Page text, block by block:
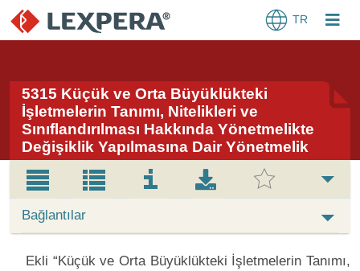
TR
5315 Küçük ve Orta Büyüklükteki
İşletmelerin Tanımı, Nitelikleri ve
Sınıflandırılması Hakkında Yönetmelikte
Değişiklik Yapılmasına Dair Yönetmelik
Bağlantılar
Ekli “Küçük ve Orta Büyüklükteki İşletmelerin Tanımı,